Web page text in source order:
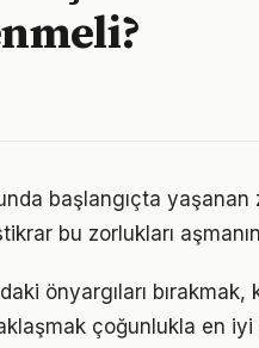
başlangıçta
bu zorlukları
önyargıları
çoğunlukla en